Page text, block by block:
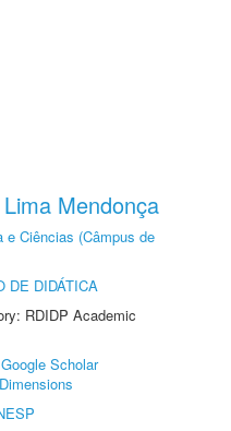
Mendonça
e Ciências (Câmpus de
DE DIDÁTICA
RDIDP Academic
Google Scholar
Dimensions